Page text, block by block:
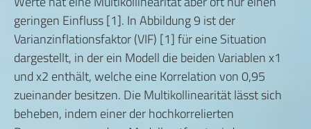
geringen Einfluss [1]. In Abbildung 9 ist der
Varianzinflationsfaktor (VIF) [1] für eine Situation
dargestellt, in der ein Modell die beiden Variablen x1
und x2 enthält, welche eine Korrelation von 0,95
zueinander besitzen. Die Multikollinearität lässt sich
beheben, indem einer der hochkorrelierten